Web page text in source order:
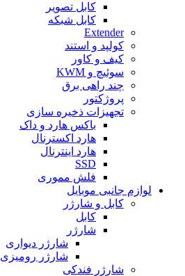
کابل تصویر
کابل شبکه
Extender
کولپد و استند
کیف و کاور
سوئیچ و KWM
چند راهی برق
پروژکتور
تجهیزات ذخیره سازی
باکس هارد و داک
هارد اکسترنال
هارد اینترنال
SSD
فلش مموری
لوازم جانبی موبایل
کابل و شارژر
کابل
شارژر
شارژر دیواری
شارژر رومیزی
شارژر فندکی